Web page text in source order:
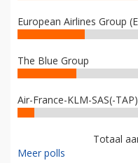
European Airlines Group
The Blue Group
Air-France-KLM-SAS(-TAP)
Totaal
Meer polls